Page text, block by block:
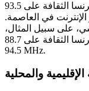
في باريس، يمكن الوصول إلى إذاعة فرنسا الثقافة على 93.5 FM.
في العاصمة.
على سبيل المثال،
تستقبل إذاعة فرنسا الثقافة على 88.7 MHz، بينما ميتز مغطاة بتردد
94.5 MHz.
الإقليمية والمحلية